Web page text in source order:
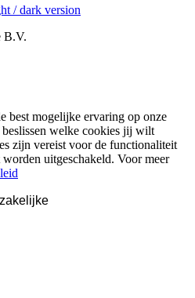
/ dark version
B.V.
best mogelijke ervaring op onze
welke cookies jij wilt
zijn vereist voor de functionaliteit
uitgeschakeld. Voor meer